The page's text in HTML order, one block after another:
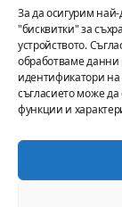
За да осигурим
"бисквитки" за
устройството.
обработваме
идентификатори на
съгласието може
функции и
Нищо на този
съвет,
или препоръка
и да е финансов
за собствените
Политика за